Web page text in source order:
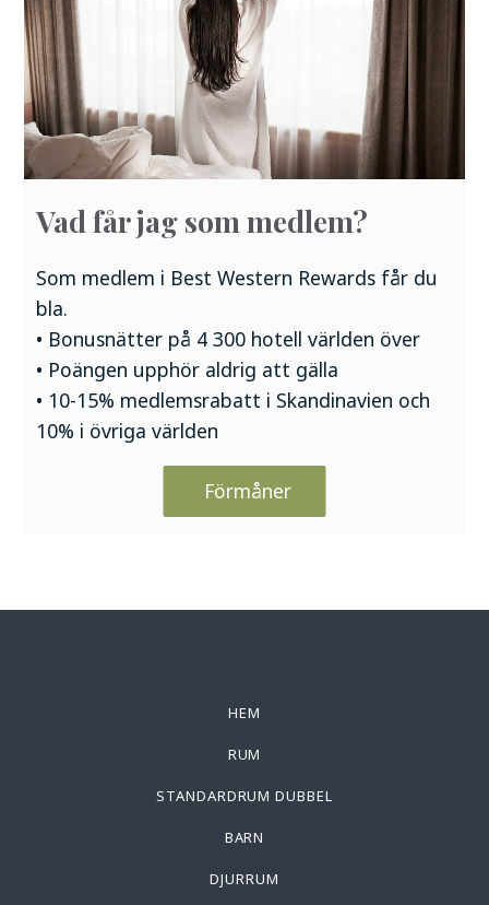
Vad får jag som medlem?
Som medlem i Best Western Rewards får du
bla.
• Bonusnätter på 4 300 hotell världen över
• Poängen upphör aldrig att gälla
• 10-15% medlemsrabatt i Skandinavien och
10% i övriga världen
Förmåner
HEM
RUM
STANDARDRUM DUBBEL
BARN
DJURRUM